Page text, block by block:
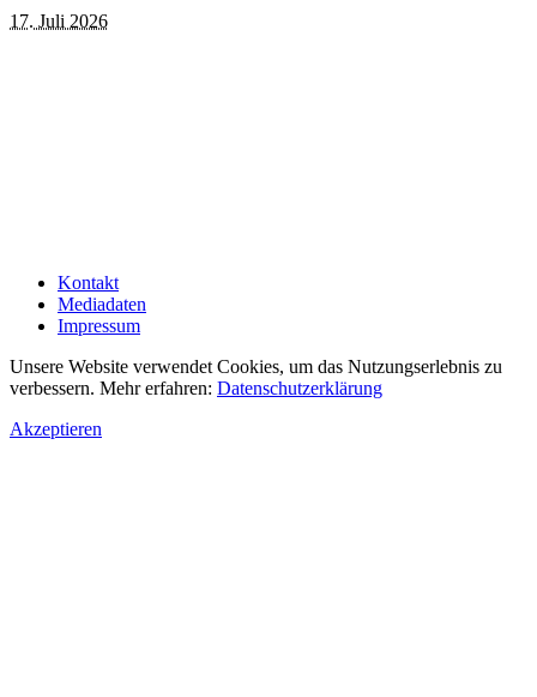
17. Juli 2026
Kontakt
Mediadaten
Impressum
Unsere Website verwendet Cookies, um das Nutzungserlebnis zu
verbessern. Mehr erfahren: Datenschutzerklärung
Akzeptieren